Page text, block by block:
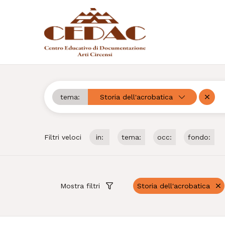
tema: Storia dell'acrobatica
Cerca
Filtri veloci in: tema: occ: fondo:
Mostra filtri Storia dell'acrobatica